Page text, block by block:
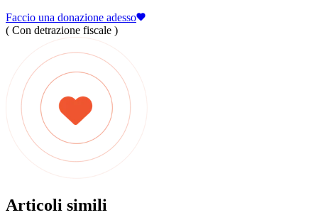
Faccio una donazione adesso
( Con detrazione fiscale )
Articoli simili